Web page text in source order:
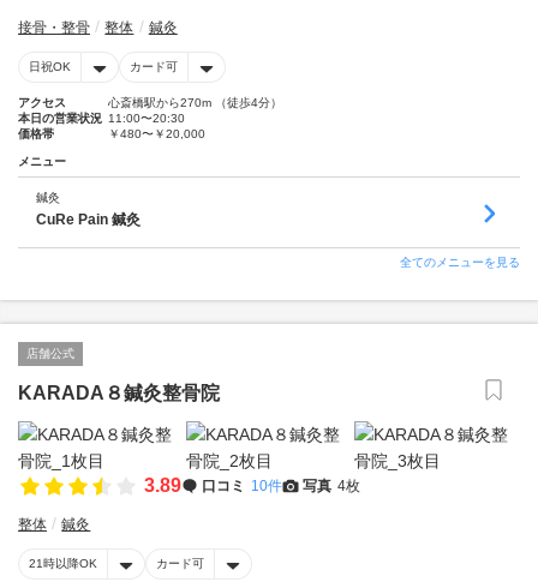
接骨・整骨 整体 鍼灸
日祝OK カード可
アクセス
心斎橋駅から270m （徒歩4分）
本日の営業状況 11:00〜20:30
価格帯
￥480〜￥20,000
メニュー
鍼灸
CuRe Pain 鍼灸
全てのメニューを見る
店舗公式
KARADA８鍼灸整骨院
3.89 口コミ 10件 写真 4枚
整体 鍼灸
21時以降OK カード可